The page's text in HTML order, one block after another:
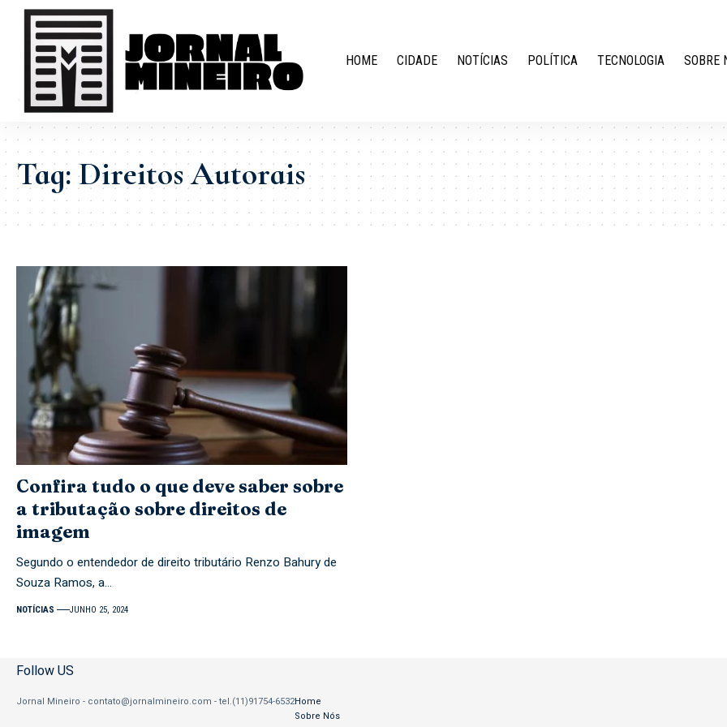
HOME CIDADE NOTÍCIAS POLÍTICA TECNOLOGIA SOBRE
Tag:Direitos Autorais
Confira tudo o que deve saber sobre
a tributação sobre direitos de
imagem
Segundo o entendedor de direito tributário Renzo Bahury de
Souza Ramos, a…
NOTÍCIAS JUNHO 25, 2024
Follow US
Jornal Mineiro - contato@jornalmineiro.com - tel.(11)91754-6532Home
Sobre Nós